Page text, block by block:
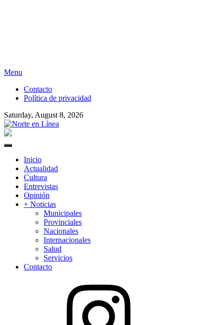
Skip
content
Menu
Contacto
Política de privacidad
Saturday, August 8, 2026
Primary
Inicio
Actualidad
Cultura
Entrevistas
Opinión
+ Noticias
Municipales
Provinciales
Nacionales
Internacionales
Salud
Servicios
Contacto